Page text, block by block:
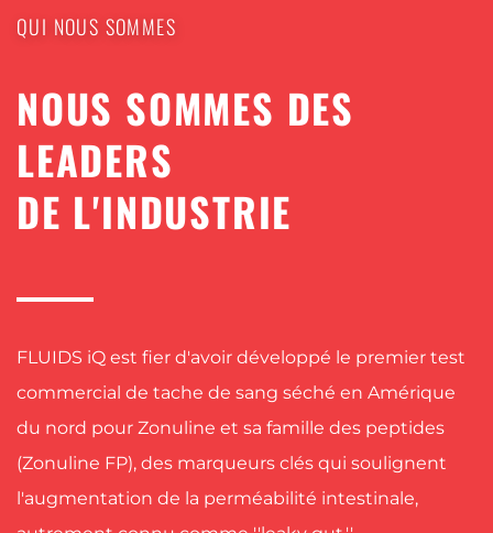
QUI NOUS SOMMES
NOUS SOMMES DES
LEADERS
DE L'INDUSTRIE
FLUIDS iQ est fier d'avoir développé le premier test
commercial de tache de sang séché en Amérique
du nord pour Zonuline et sa famille des peptides
(Zonuline FP), des marqueurs clés qui soulignent
l'augmentation de la perméabilité intestinale,